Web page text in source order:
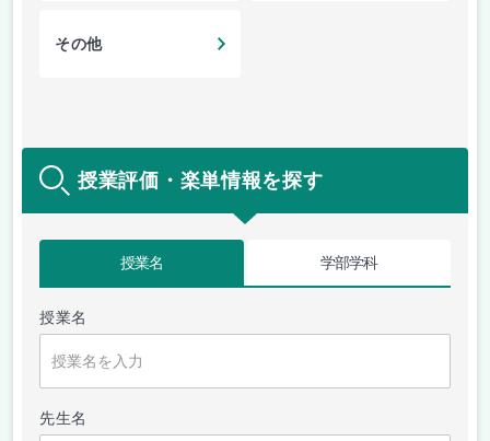
その他
授業評価・楽単情報を探す
授業名 学部学科
授業名
先生名